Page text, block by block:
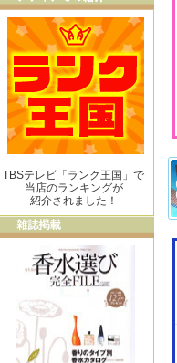
TBSテレビ「ランク王国」で
当店のランキングが
紹介されました！